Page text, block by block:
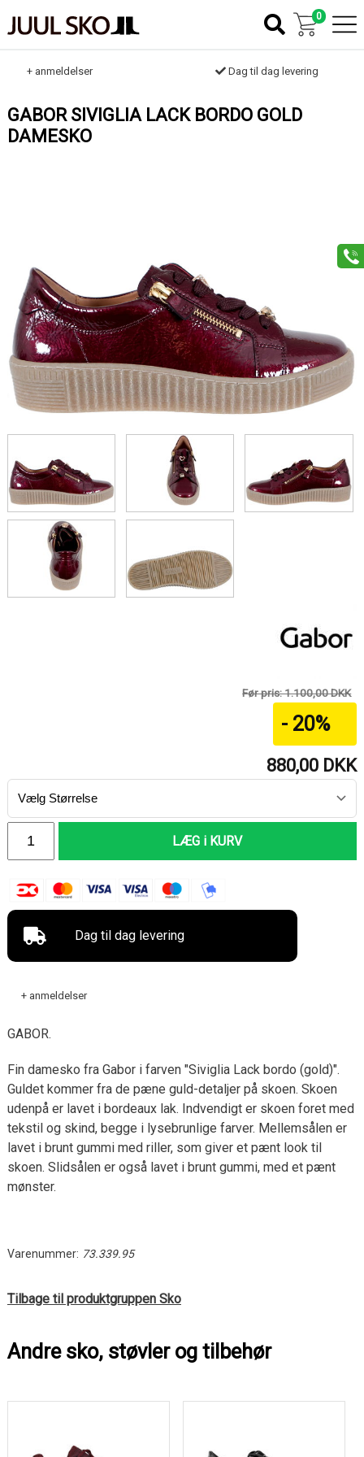
GABOR SIVIGLIA LACK BORDO GOLD
DAMESKO
Før pris: 1.100,00 DKK
- 20%
880,00 DKK
LÆG i KURV
Dag til dag levering
+ anmeldelser
GABOR.
Fin damesko fra Gabor i farven "Siviglia Lack bordo (gold)".
Guldet kommer fra de pæne guld-detaljer på skoen. Skoen
udenpå er lavet i bordeaux lak. Indvendigt er skoen foret med
tekstil og skind, begge i lysebrunlige farver. Mellemsålen er
lavet i brunt gummi med riller, som giver et pænt look til
skoen. Slidsålen er også lavet i brunt gummi, med et pænt
mønster.
Varenummer: 73.339.95
Tilbage til produktgruppen Sko
Andre sko, støvler og tilbehør
0
+ anmeldelser Dag til dag levering